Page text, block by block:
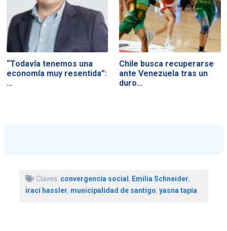
“Todavía tenemos una
economía muy resentida”:
…
Chile busca recuperarse
ante Venezuela tras un
duro…
Claves: convergencia social , Emilia Schneider,
irací hassler, municipalidad de santigo, yasna tapia